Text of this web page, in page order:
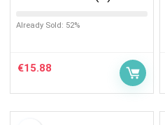
Already Sold: 52%
€15.88